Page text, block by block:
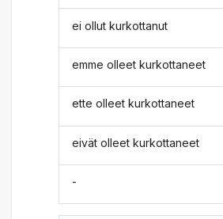
ei ollut kurkottanut
emme olleet kurkottaneet
ette olleet kurkottaneet
eivät olleet kurkottaneet
-